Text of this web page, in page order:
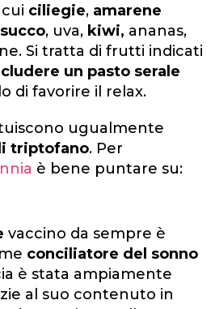
ciliegie, amarene
succo, uva, kiwi, ananas,
Si tratta di frutti indicati
un pasto serale
di favorire il relax.
ugualmente
triptofano. Per
è bene puntare su:
vaccino da sempre è
conciliatore del sonno
è stata ampiamente
al suo contenuto in